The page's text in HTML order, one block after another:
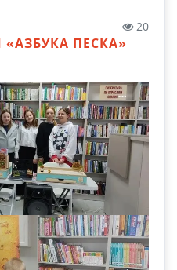
20
ПЕСКА»